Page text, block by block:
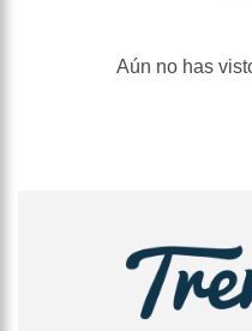
Aún no has